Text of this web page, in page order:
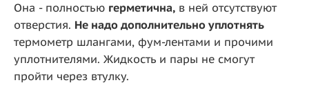
Она - полностью герметична, в ней отсутствуют
отверстия. Не надо дополнительно уплотнять
термометр шлангами, фум-лентами и прочими
уплотнителями. Жидкость и пары не смогут
пройти через втулку.